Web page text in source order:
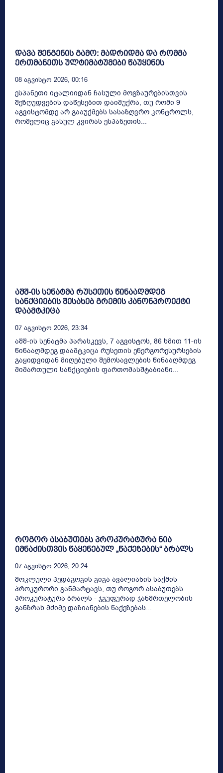
დავა შენგენის გამო: მადრიდმა და რომმა
ერთმანეთს ულტიმატუმები წაუყენეს
08 Აგვისტო 2026, 00:16
ესპანეთი იტალიიდან ჩასული მოგზაურებისთვის
შეზღუდვების დაწესებით დაიმუქრა, თუ რომი 9
აგვისტომდე არ გააუქმებს სასაზღვრო კონტროლს,
რომელიც გასულ კვირას ესპანეთის...
აშშ-ის სენატმა რუსეთის წინააღმდეგ
სანქციების შესახებ გრემის კანონპროექტი
დაამტკიცა
07 Აგვისტო 2026, 23:34
აშშ-ის სენატმა პარასკევს, 7 აგვისტოს, 86 ხმით 11-ის
წინააღმდეგ დაამტკიცა რუსეთის ენერგორესურსების
გაყიდვიდან მიღებული შემოსავლების წინააღმდეგ
მიმართული სანქციების ფართომასშტაბიანი...
როგორ ასაბუთებს პროკურატურა ნია
იმნაძისთვის წაყენებულ „წაქეზების“ ბრალს
07 Აგვისტო 2026, 20:24
მოკლული პედაგოგის გიგა ავალიანის საქმის
პროკურორი განმარტავს, თუ როგორ ასაბუთებს
პროკურატურა ბრალს - ჯგუფურად ჯანმრთელობის
განზრახ მძიმე დაზიანების წაქეზებას...